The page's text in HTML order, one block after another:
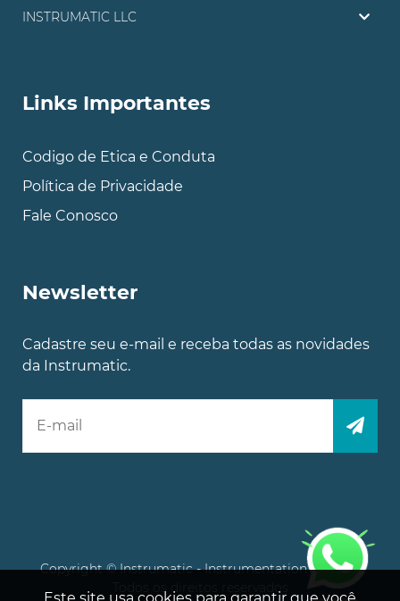
INSTRUMATIC LLC
Links Importantes
Codigo de Etica e Conduta
Política de Privacidade
Fale Conosco
Newsletter
Cadastre seu e-mail e receba todas as novidades
da Instrumatic.
Copyright © Instrumatic - Instrumentation Experts.
Todos os direitos reservados